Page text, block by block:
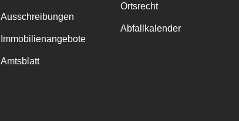
Ausschreibungen
Immobilienangebote
Amtsblatt
Ortsrecht
Abfallkalender